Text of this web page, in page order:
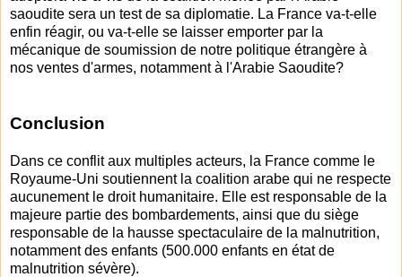
saoudite sera un test de sa diplomatie. La France va-t-elle
enfin réagir, ou va-t-elle se laisser emporter par la
mécanique de soumission de notre politique étrangère à
nos ventes d'armes, notamment à l'Arabie Saoudite?
Conclusion
Dans ce conflit aux multiples acteurs, la France comme le
Royaume-Uni soutiennent la coalition arabe qui ne respecte
aucunement le droit humanitaire. Elle est responsable de la
majeure partie des bombardements, ainsi que du siège
responsable de la hausse spectaculaire de la malnutrition,
notamment des enfants (500.000 enfants en état de
malnutrition sévère).